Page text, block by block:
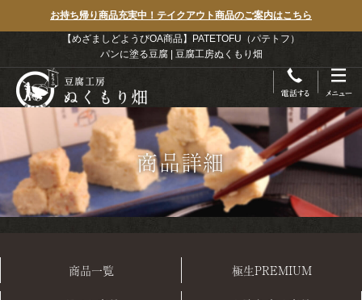
お持ち帰り商品充実中！テイクアウト商品のご案内はこちら
【めざましどようびOA商品】PATETOFU（パテトフ）
パンに塗る豆腐 | 豆腐工房ぬくもり畑
商品詳細
商品一覧 極生PREMIUM